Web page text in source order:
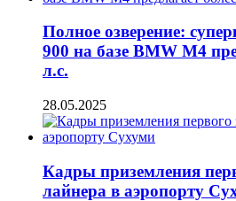
Полное озверение:
900 на базе BMW M4
л.с.
28.05.2025
Кадры приземления
лайнера в аэропорту